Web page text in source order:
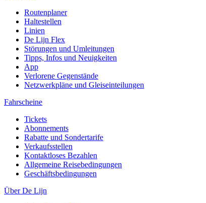
Routenplaner
Haltestellen
Linien
De Lijn Flex
Störungen und Umleitungen
Tipps, Infos und Neuigkeiten
App
Verlorene Gegenstände
Netzwerkpläne und Gleiseinteilungen
Fahrscheine
Tickets
Abonnements
Rabatte und Sondertarife
Verkaufsstellen
Kontaktloses Bezahlen
Allgemeine Reisebedingungen
Geschäftsbedingungen
Über De Lijn